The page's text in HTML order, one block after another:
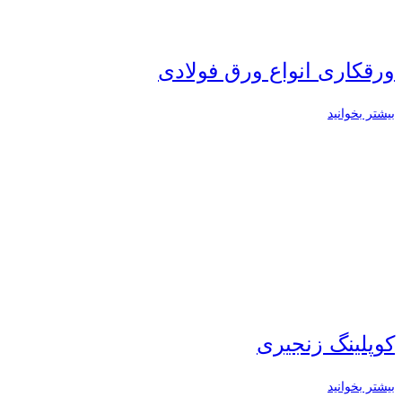
ورقکاری انواع ورق فولادی
بیشتر بخوانید
کوپلینگ زنجیری
بیشتر بخوانید